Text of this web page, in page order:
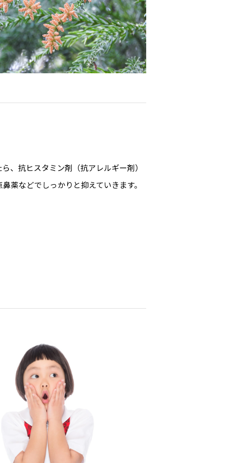
、抗ヒスタミン剤（抗アレルギー剤）
薬などでしっかりと抑えていきます。